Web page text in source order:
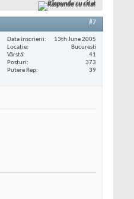
Răspunde cu citat
#7
Data înscrierii
13th June 2005
Locaţie
Bucuresti
Vârstă
41
Posturi
373
Putere Rep
39